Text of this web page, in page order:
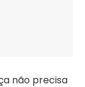
não precisa